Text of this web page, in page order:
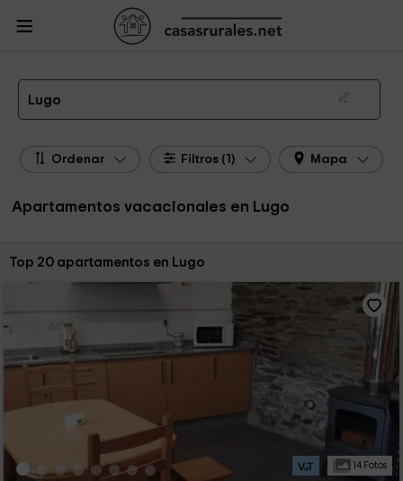
Casas Rurales
Apartamentos Lugo
Apartamentos de alquiler en Lugo
Lugo
Ordenar Filtros (1) Mapa
Apartamentos vacacionales en Lugo
Ordenar por:
Top 20 apartamentos en Lugo
14 Fotos